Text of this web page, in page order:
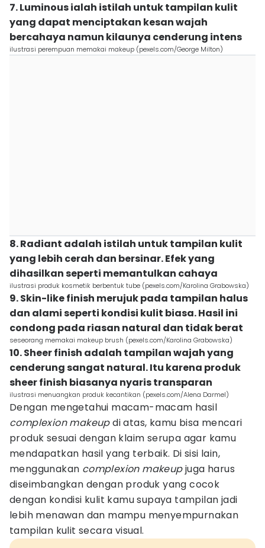
7. Luminous ialah istilah untuk tampilan kulit
yang dapat menciptakan kesan wajah
bercahaya namun kilaunya cenderung intens
ilustrasi perempuan memakai makeup (pexels.com/George Milton)
8. Radiant adalah istilah untuk tampilan kulit
yang lebih cerah dan bersinar. Efek yang
dihasilkan seperti memantulkan cahaya
ilustrasi produk kosmetik berbentuk tube (pexels.com/Karolina Grabowska)
9. Skin-like finish merujuk pada tampilan halus
dan alami seperti kondisi kulit biasa. Hasil ini
condong pada riasan natural dan tidak berat
seseorang memakai makeup brush (pexels.com/Karolina Grabowska)
10. Sheer finish adalah tampilan wajah yang
cenderung sangat natural. Itu karena produk
sheer finish biasanya nyaris transparan
ilustrasi menuangkan produk kecantikan (pexels.com/Alena Darmel)
Dengan mengetahui macam-macam hasil
complexion makeupdi atas, kamu bisa mencari
produk sesuai dengan klaim serupa agar kamu
mendapatkan hasil yang terbaik. Di sisi lain,
menggunakan complexion makeupjuga harus
diseimbangkan dengan produk yang cocok
dengan kondisi kulit kamu supaya tampilan jadi
lebih menawan dan mampu menyempurnakan
tampilan kulit secara visual.